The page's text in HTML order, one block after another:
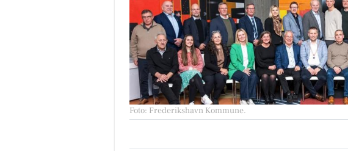
Foto: Frederikshavn Kommune.